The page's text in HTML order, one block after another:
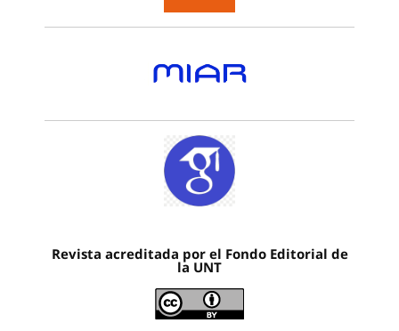
Revista acreditada por el Fondo Editorial de
la UNT